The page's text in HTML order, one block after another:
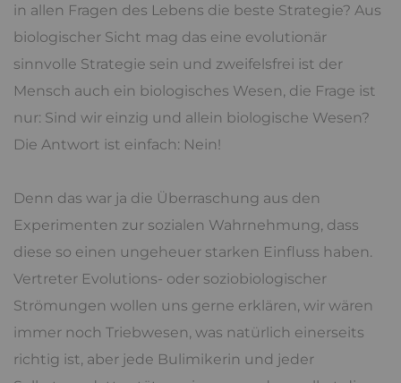
in allen Fragen des Lebens die beste Strategie? Aus
biologischer Sicht mag das eine evolutionär
sinnvolle Strategie sein und zweifelsfrei ist der
Mensch auch ein biologisches Wesen, die Frage ist
nur: Sind wir einzig und allein biologische Wesen?
Die Antwort ist einfach: Nein!
Denn das war ja die Überraschung aus den
Experimenten zur sozialen Wahrnehmung, dass
diese so einen ungeheuer starken Einfluss haben.
Vertreter Evolutions- oder soziobiologischer
Strömungen wollen uns gerne erklären, wir wären
immer noch Triebwesen, was natürlich einerseits
richtig ist, aber jede Bulimikerin und jeder